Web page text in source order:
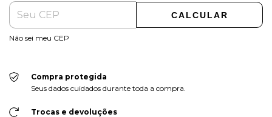
CALCULAR
Não sei meu CEP
Compra protegida
Seus dados cuidados durante toda a compra.
Trocas e devoluções